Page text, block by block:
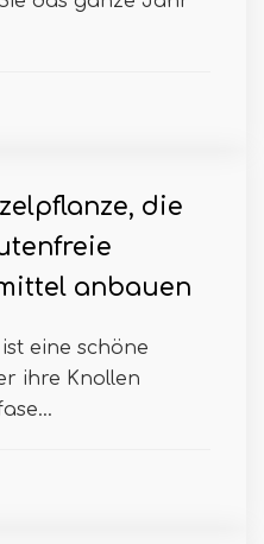
die
anbauen
eine schöne
ihre Knollen